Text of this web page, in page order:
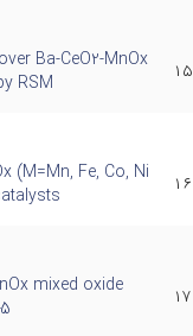
۱۵
Ba-CeO2-MnOx
RSM
۱۶
(M=Mn, Fe, Co, Ni
۱۷
mixed oxide